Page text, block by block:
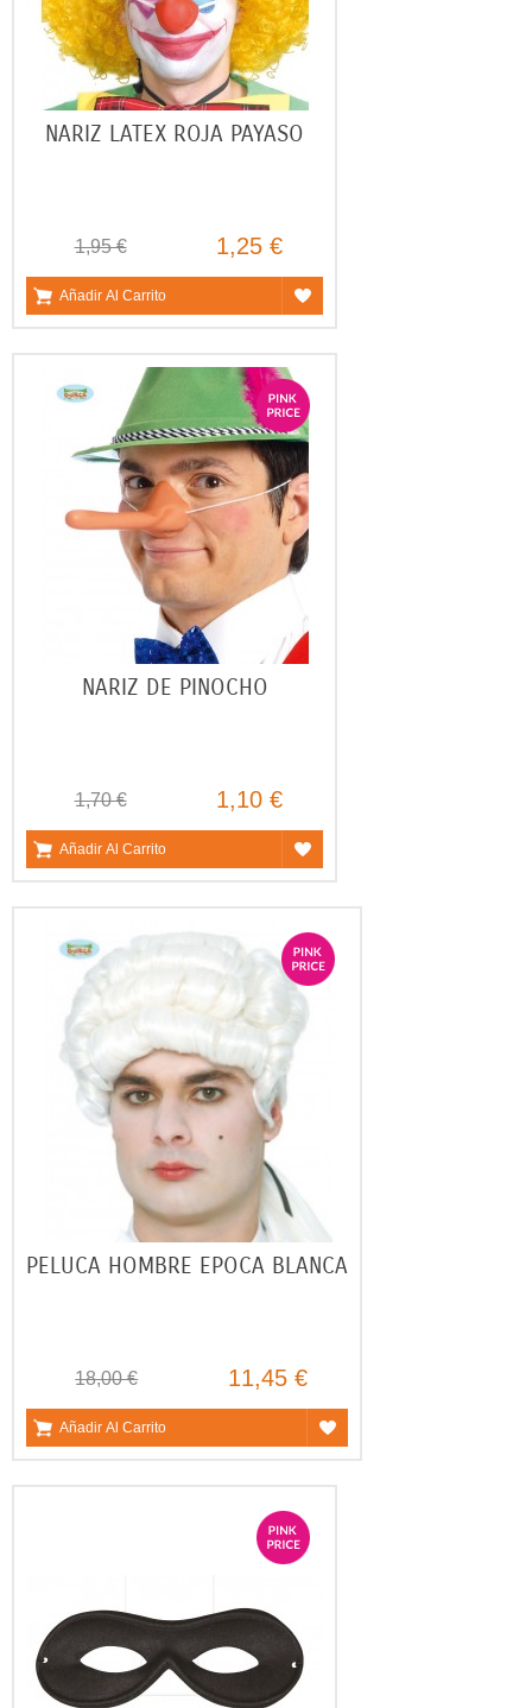
NARIZ LATEX ROJA PAYASO
1,95 € 1,25 €
Añadir Al Carrito
NARIZ DE PINOCHO
1,70 € 1,10 €
Añadir Al Carrito
PELUCA HOMBRE EPOCA BLANCA
18,00 € 11,45 €
Añadir Al Carrito